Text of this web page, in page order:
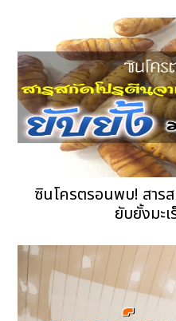
ซินโครตรอนพบ! สาร
ยับยั้งมะเ